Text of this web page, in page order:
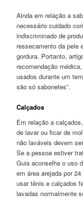
Ainda em relação a
necessário cuidado
indiscriminado de
ressecamento da pele
gordura. Portanto,
recomendação
usados durante um
são só sabonetes”.
Calçados
Em relação a
de lavar ou ficar de
não laváveis devem
Se a pessoa estiver
Guia aconselha o uso
em área arejada por
usar tênis e calçados
lavadas normalmente